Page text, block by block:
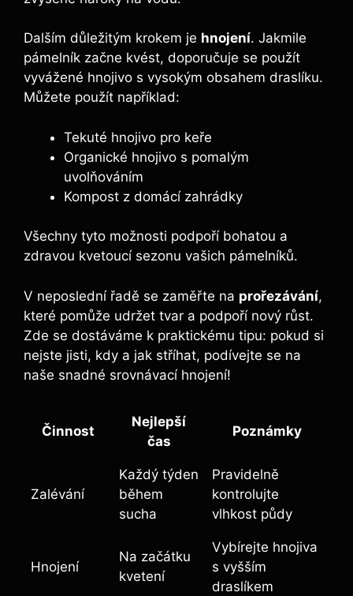
Dalším důležitým krokem je hnojení. Jakmile
pámelník začne kvést, doporučuje se použít
vyvážené hnojivo s vysokým obsahem draslíku.
Můžete použít například:
Tekuté hnojivo pro keře
Organické hnojivo s pomalým
uvolňováním
Kompost z domácí zahrádky
Všechny tyto možnosti podpoří bohatou a
zdravou kvetoucí sezonu vašich pámelníků.
V neposlední řadě se zaměřte na prořezávání,
které pomůže udržet tvar a podpoří nový růst.
Zde se dostáváme k praktickému tipu: pokud si
nejste jisti, kdy a jak stříhat, podívejte se na
naše snadné srovnávací hnojení!
Činnost
Nejlepší
čas
Poznámky
Zalévání
Každý týden
během
sucha
Pravidelně
kontrolujte
vlhkost půdy
Hnojení
Na začátku
kvetení
Vybírejte hnojiva
s vyšším
draslíkem